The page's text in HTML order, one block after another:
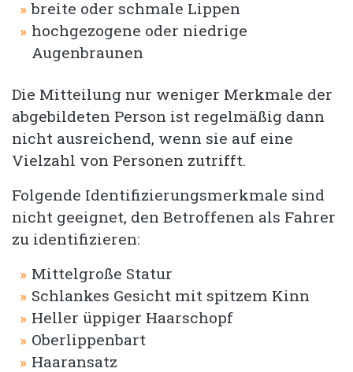
breite oder schmale Lippen
hochgezogene oder niedrige
Augenbraunen
Die Mitteilung nur weniger Merkmale der
abgebildeten Person ist regelmäßig dann
nicht ausreichend, wenn sie auf eine
Vielzahl von Personen zutrifft.
Folgende Identifizierungsmerkmale sind
nicht geeignet, den Betroffenen als Fahrer
zu identifizieren:
Mittelgroße Statur
Schlankes Gesicht mit spitzem Kinn
Heller üppiger Haarschopf
Oberlippenbart
Haaransatz